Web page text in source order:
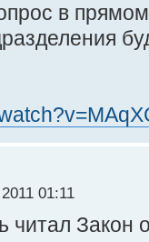
в
01:11
читал